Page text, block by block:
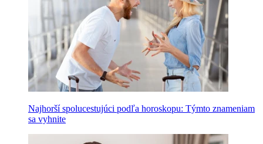
Najhorší spolucestujúci podľa horoskopu: Týmto znameniam
sa vyhnite